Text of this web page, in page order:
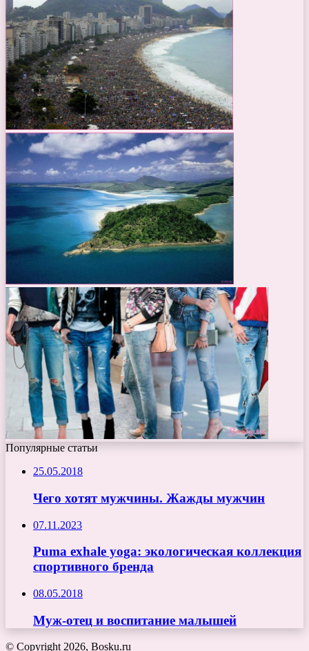
Популярные статьи
25.05.2018
Чего хотят мужчины. Жажды мужчин
07.11.2023
Puma exhale yoga: экологическая коллекция
спортивного бренда
08.05.2018
Муж-отец и воспитание малышей
© Copyright 2026, Bosku.ru